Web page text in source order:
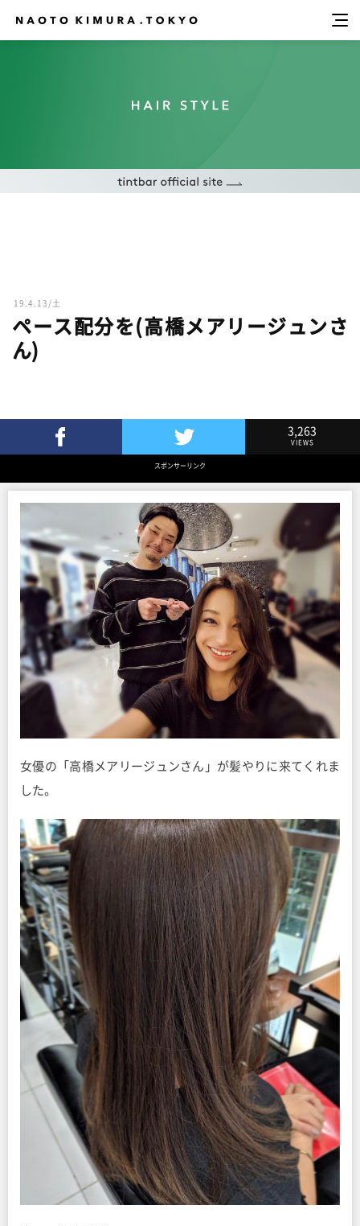
19.4.13/土
ペース配分を(高橋メアリージュンさ
ん)
Twitterでツイート
3,263
VIEWS
スポンサーリンク
女優の「高橋メアリージュンさん」が髪やりに来てくれま
した。